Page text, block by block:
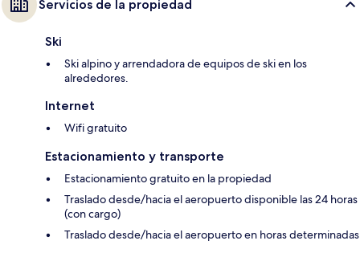
Servicios de la propiedad
Ski
Ski alpino y arrendadora de equipos de ski en los
alrededores.
Internet
Wifi gratuito
Estacionamiento y transporte
Estacionamiento gratuito en la propiedad
Traslado desde/hacia el aeropuerto disponible las 24 horas
(con cargo)
Traslado desde/hacia el aeropuerto en horas determinadas